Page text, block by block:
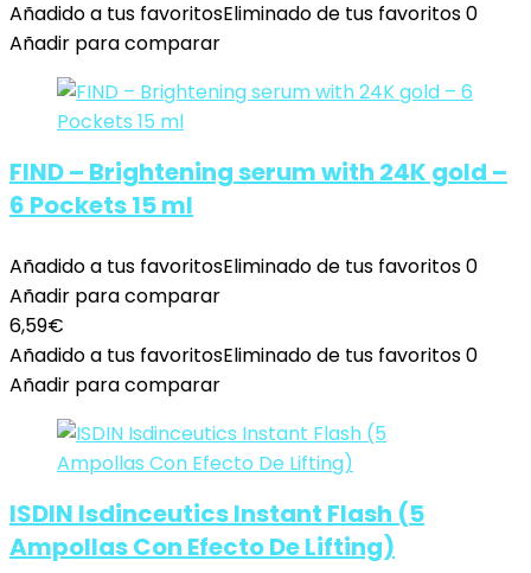
Añadido a tus favoritosEliminado de tus favoritos0
Añadir para comparar
FIND – Brightening serum with 24K gold –
6 Pockets 15 ml
Añadido a tus favoritosEliminado de tus favoritos0
Añadir para comparar
6,59€
Añadido a tus favoritosEliminado de tus favoritos0
Añadir para comparar
ISDIN Isdinceutics Instant Flash (5
Ampollas Con Efecto De Lifting)